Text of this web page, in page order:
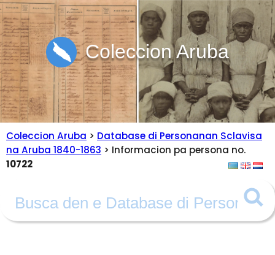
Coleccion Aruba
Coleccion Aruba > Database di Personanan Sclavisa
na Aruba 1840-1863 > Informacion pa persona no.
10722